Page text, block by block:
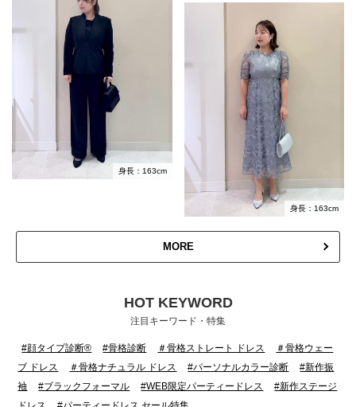
身長：163cm
身長：163cm
MORE
HOT KEYWORD
注目キーワード・特集
#顔タイプ診断® #骨格診断 ＃骨格ストレート ドレス
＃骨格ウェー
ブ ドレス
＃骨格ナチュラル ドレス #パーソナルカラー診断
#新作振
袖
#ブラックフォーマル #WEB限定パーティードレス
#新作ステージ